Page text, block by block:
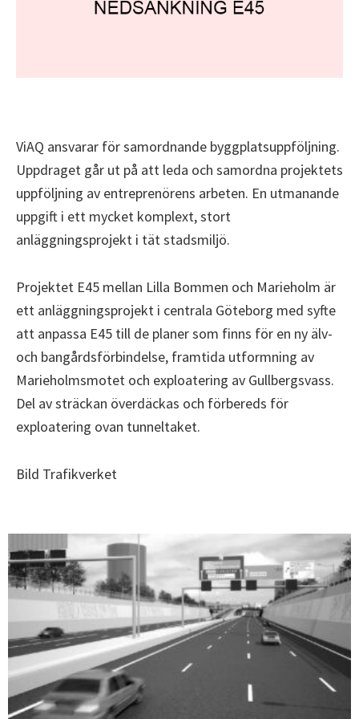
ViAQ ansvarar för samordnande byggplatsuppföljning.
Uppdraget går ut på att leda och samordna projektets
uppföljning av entreprenörens arbeten. En utmanande
uppgift i ett mycket komplext, stort
anläggningsprojekt i tät stadsmiljö.
Projektet E45 mellan Lilla Bommen och Marieholm är
ett anläggningsprojekt i centrala Göteborg med syfte
att anpassa E45 till de planer som finns för en ny älv-
och bangårdsförbindelse, framtida utformning av
Marieholmsmotet och exploatering av Gullbergsvass.
Del av sträckan överdäckas och förbereds för
exploatering ovan tunneltaket.
Bild Trafikverket